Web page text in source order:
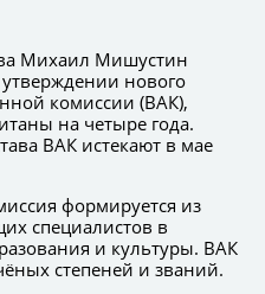
Михаил Мишустин
нового
комиссии (ВАК),
на четыре года.
ВАК истекают в мае
формируется из
специалистов в
и культуры. ВАК
степеней и званий.